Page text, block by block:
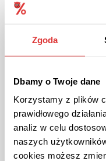
Zgoda
Dbamy o Twoje dane
Korzystamy z plików
prawidłowego
analiz w celu
naszych
cookies możesz
Sprawdź atrakcyjną
Kupon